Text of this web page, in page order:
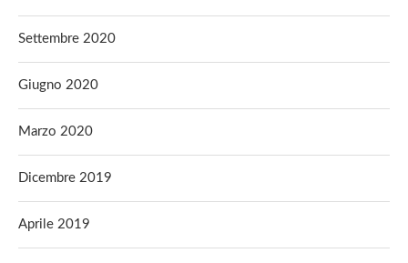
Settembre 2020
Giugno 2020
Marzo 2020
Dicembre 2019
Aprile 2019